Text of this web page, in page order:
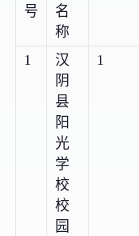
号
名
称
1
汉
阴
县
阳
光
学
校
校
园
1